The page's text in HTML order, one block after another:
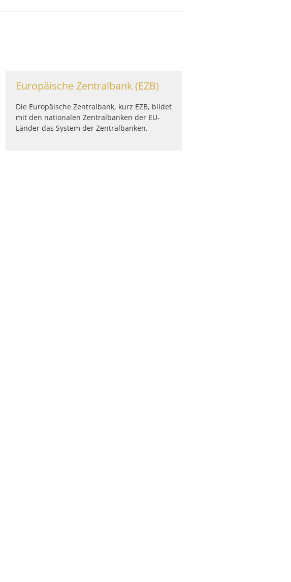
Europäische Zentralbank (EZB)
Die Europäische Zentralbank, kurz EZB, bildet
mit den nationalen Zentralbanken der EU-
Länder das System der Zentralbanken.